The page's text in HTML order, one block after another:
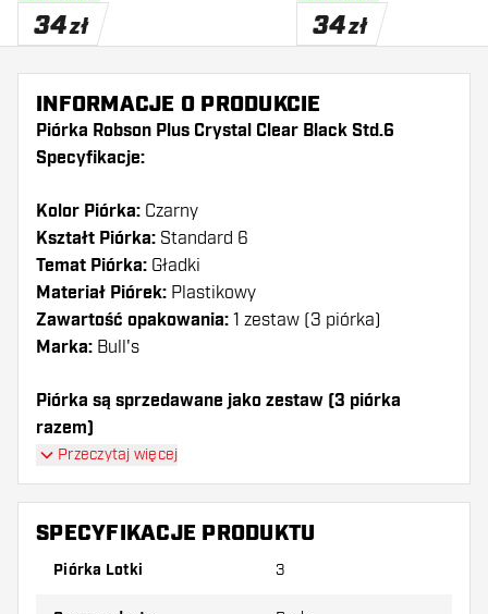
34zł 34zł
INFORMACJE O PRODUKCIE
Piórka Robson Plus Crystal Clear Black Std.6
Specyfikacje:
Kolor Piórka: Czarny
Kształt Piórka: Standard 6
Temat Piórka: Gładki
Materiał Piórek: Plastikowy
Zawartość opakowania: 1 zestaw (3 piórka)
Marka: Bull's
Piórka są sprzedawane jako zestaw (3 piórka
razem)
Dartshopper tip!
Upewnij się, że masz pod ręką dużo piórek i
złamane w wyniku użytkowania.
Przeczytaj więcej
SPECYFIKACJE PRODUKTU
Piórka Lotki 3